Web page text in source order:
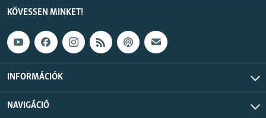
KÖVESSEN MINKET!
INFORMÁCIÓK
NAVIGÁCIÓ